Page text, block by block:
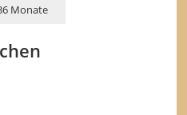
Monate